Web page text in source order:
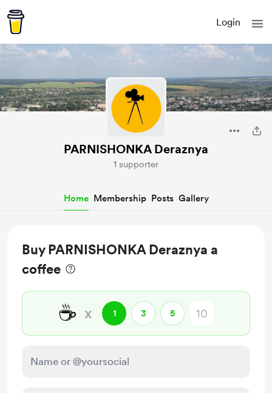
Login
PARNISHONKA Deraznya
1 supporter
Home Membership Posts Gallery
Buy PARNISHONKA Deraznya a
coffee
☕ x 1 3 5